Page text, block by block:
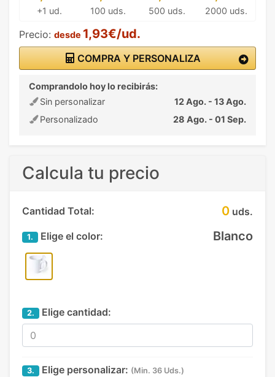
+1 ud. 100 uds. 500 uds. 2000 uds.
Precio: desde 1,93€/ud.
COMPRA Y PERSONALIZA
Comprandolo hoy lo recibirás:
Sin personalizar
12 Ago. - 13 Ago.
Personalizado
28 Ago. - 01 Sep.
Calcula tu precio
Cantidad Total: 0 uds.
1. Elige el color: Blanco
2. Elige cantidad:
3. Elige personalizar: (Min. 36 Uds.)